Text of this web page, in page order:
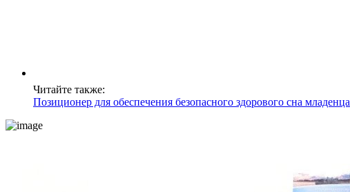
Читайте также:
Позиционер для обеспечения безопасного здорового сна младенца